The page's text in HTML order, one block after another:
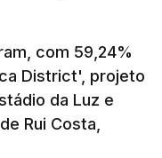
com 59,24%
District', projeto
da Luz e
Rui Costa,